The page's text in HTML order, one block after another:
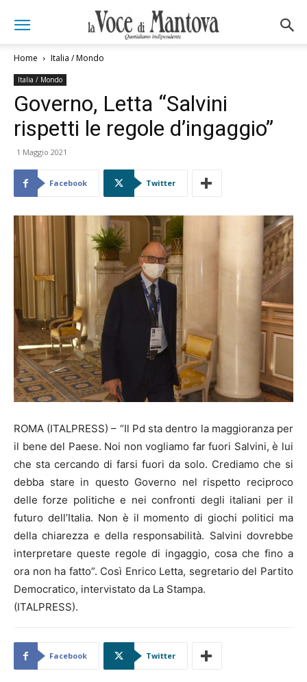
Home Italia / Mondo
Italia / Mondo
Governo, Letta “Salvini
rispetti le regole d’ingaggio”
1 Maggio 2021
Facebook Twitter
ROMA (ITALPRESS) – “Il Pd sta dentro la maggioranza per
il bene del Paese. Noi non vogliamo far fuori Salvini, è lui
che sta cercando di farsi fuori da solo. Crediamo che si
debba stare in questo Governo nel rispetto reciproco
delle forze politiche e nei confronti degli italiani per il
futuro dell’Italia. Non è il momento di giochi politici ma
della chiarezza e della responsabilità. Salvini dovrebbe
interpretare queste regole di ingaggio, cosa che fino a
ora non ha fatto”. Così Enrico Letta, segretario del Partito
Democratico, intervistato da La Stampa.
(ITALPRESS).
Facebook Twitter